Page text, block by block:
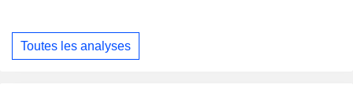
Toutes les analyses